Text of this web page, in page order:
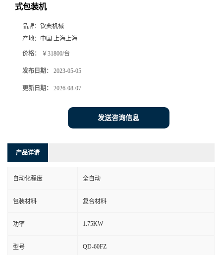
式包装机
品牌： 钦典机械
产地： 中国 上海上海
价格： ￥31800/台
发布日期： 2023-05-05
更新日期： 2026-08-07
发送咨询信息
产品详请
自动化程度 全自动
包装材料 复合材料
功率 1.75KW
型号 QD-60FZ